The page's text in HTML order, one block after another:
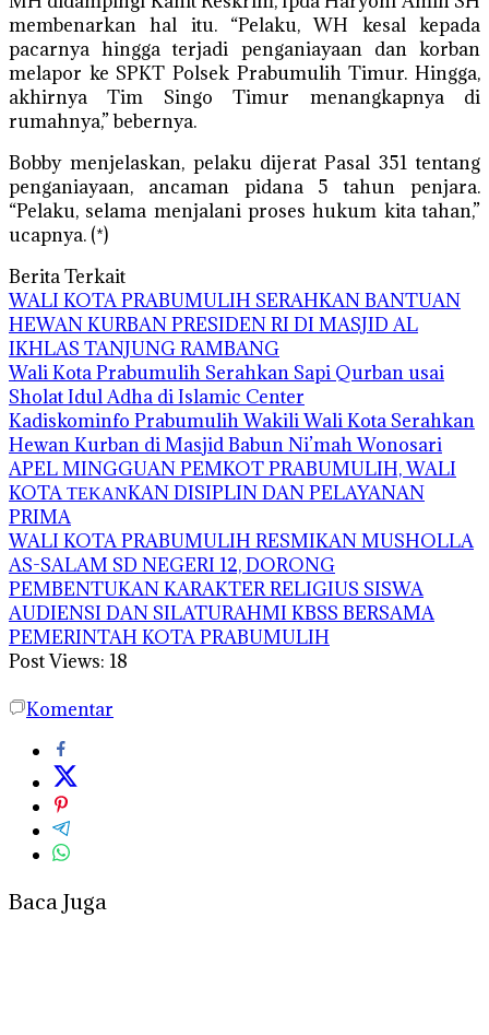
membenarkan hal itu. “Pelaku, WH kesal kepada
pacarnya hingga terjadi penganiayaan dan korban
melapor ke SPKT Polsek Prabumulih Timur. Hingga,
akhirnya Tim Singo Timur menangkapnya di
rumahnya,” bebernya.
Bobby menjelaskan, pelaku dijerat Pasal 351 tentang
penganiayaan, ancaman pidana 5 tahun penjara.
“Pelaku, selama menjalani proses hukum kita tahan,”
ucapnya. (*)
Berita Terkait
WALI KOTA PRABUMULIH SERAHKAN BANTUAN
HEWAN KURBAN PRESIDEN RI DI MASJID AL
IKHLAS TANJUNG RAMBANG
Wali Kota Prabumulih Serahkan Sapi Qurban usai
Sholat Idul Adha di Islamic Center
Kadiskominfo Prabumulih Wakili Wali Kota Serahkan
Hewan Kurban di Masjid Babun Ni’mah Wonosari
APEL MINGGUAN PEMKOT PRABUMULIH, WALI
KOTA ΤΕΚΑΝKAN DISIPLIN DAN PELAYANAN
PRIMA
WALI KOTA PRABUMULIH RESMIKAN MUSHOLLA
AS-SALAM SD NEGERI 12, DORONG
PEMBENTUKAN KARAKTER RELIGIUS SISWA
AUDIENSI DAN SILATURAHMI KBSS BERSAMA
PEMERINTAH KOTA PRABUMULIH
Post Views: 18
Komentar
Baca Juga